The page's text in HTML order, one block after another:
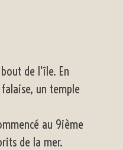
de l'île. En
un temple
au 9ième
de la mer.